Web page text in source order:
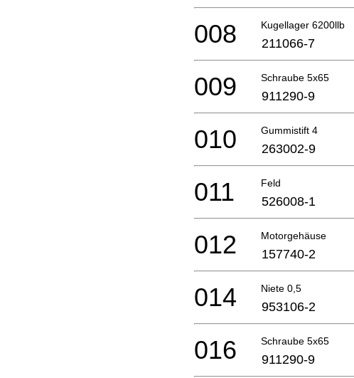
Kugellager 6200llb
008 211066-7
Schraube 5x65
009 911290-9
Gummistift 4
010 263002-9
Feld
011 526008-1
Motorgehäuse
012 157740-2
Niete 0,5
014 953106-2
Schraube 5x65
016 911290-9